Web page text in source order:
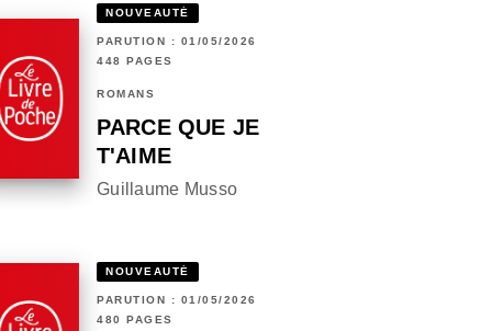
NOUVEAUTÉ
PARUTION : 01/05/2026
448 PAGES
ROMANS
PARCE QUE JE
T'AIME
Guillaume Musso
NOUVEAUTÉ
PARUTION : 01/05/2026
480 PAGES